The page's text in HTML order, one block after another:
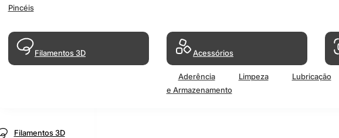
Pincéis
Filamentos 3D Acessórios
Aderência Limpeza Lubricação
e Armazenamento
Filamentos 3D